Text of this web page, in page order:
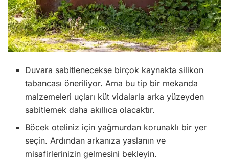
Duvara sabitlenecekse birçok kaynakta silikon
tabancası öneriliyor. Ama bu tip bir mekanda
malzemeleri uçları küt vidalarla arka yüzeyden
sabitlemek daha akıllıca olacaktır.
Böcek oteliniz için yağmurdan korunaklı bir yer
seçin. Ardından arkanıza yaslanın ve
misafirlerinizin gelmesini bekleyin.